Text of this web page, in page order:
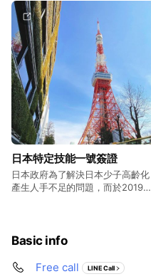
日本特定技能一號簽證
日本政府為了解決日本少子高齡化
產生人手不足的問題，而於2019年
Basic info
Free call LINE Call